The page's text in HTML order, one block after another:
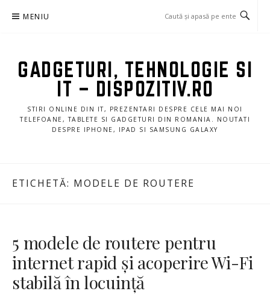
MENIU
GADGETURI, TEHNOLOGIE SI
IT – DISPOZITIV.RO
STIRI ONLINE DIN IT, PREZENTARI DESPRE CELE MAI NOI
TELEFOANE, TABLETE SI GADGETURI DIN ROMANIA. NOUTATI
DESPRE IPHONE, IPAD SI SAMSUNG GALAXY
ETICHETĂ: MODELE DE ROUTERE
5 modele de routere pentru
internet rapid și acoperire Wi-Fi
stabilă în locuință